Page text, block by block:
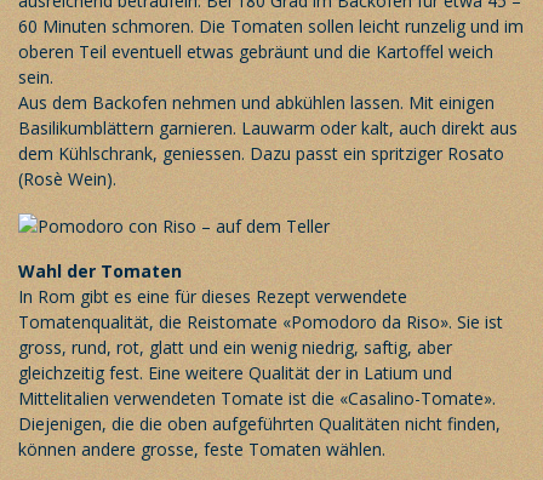
60 Minuten schmoren. Die Tomaten sollen leicht runzelig und im
oberen Teil eventuell etwas gebräunt und die Kartoffel weich
sein.
Aus dem Backofen nehmen und abkühlen lassen. Mit einigen
Basilikumblättern garnieren. Lauwarm oder kalt, auch direkt aus
dem Kühlschrank, geniessen. Dazu passt ein spritziger Rosato
(Rosè Wein).
Wahl der Tomaten
In Rom gibt es eine für dieses Rezept verwendete
Tomatenqualität, die Reistomate «Pomodoro da Riso». Sie ist
gross, rund, rot, glatt und ein wenig niedrig, saftig, aber
gleichzeitig fest. Eine weitere Qualität der in Latium und
Mittelitalien verwendeten Tomate ist die «Casalino-Tomate».
Diejenigen, die die oben aufgeführten Qualitäten nicht finden,
können andere grosse, feste Tomaten wählen.